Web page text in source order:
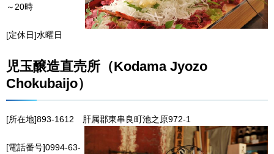
～20時
[定休日]水曜日
児玉醸造直売所（Kodama Jyozo
Chokubaijo）
[所在地]893-1612 肝属郡東串良町池之原972-1
[電話番号]0994-63-